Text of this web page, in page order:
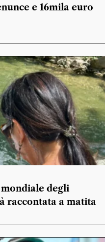
e 16mila euro
degli
raccontata a matita